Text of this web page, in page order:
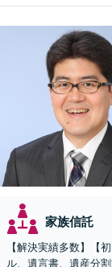
家族信託
【解決実績多数】【
ル、遺言書、遺産分